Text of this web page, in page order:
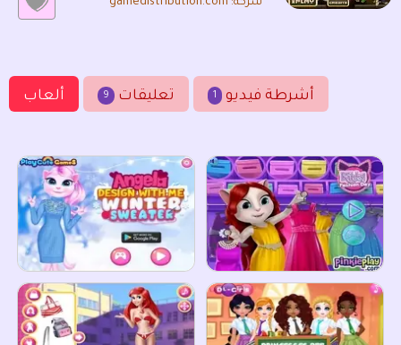
شركة: gamedistribution.com
ألعاب 9 تعليقات 1 أشرطة فيديو